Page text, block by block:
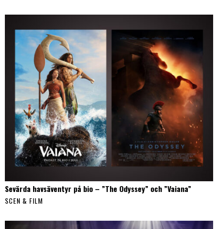
Sevärda havsäventyr på bio – ”The Odyssey” och ”Vaiana”
SCEN & FILM